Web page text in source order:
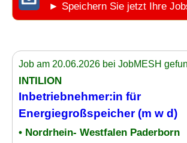
► Speichern Sie jetzt Ihre
Job am 20.06.2026 bei JobMESH
INTILION
Inbetriebnehmer:in für
Energiegroßspeicher (m w d)
• Nordrhein- Westfalen Paderborn